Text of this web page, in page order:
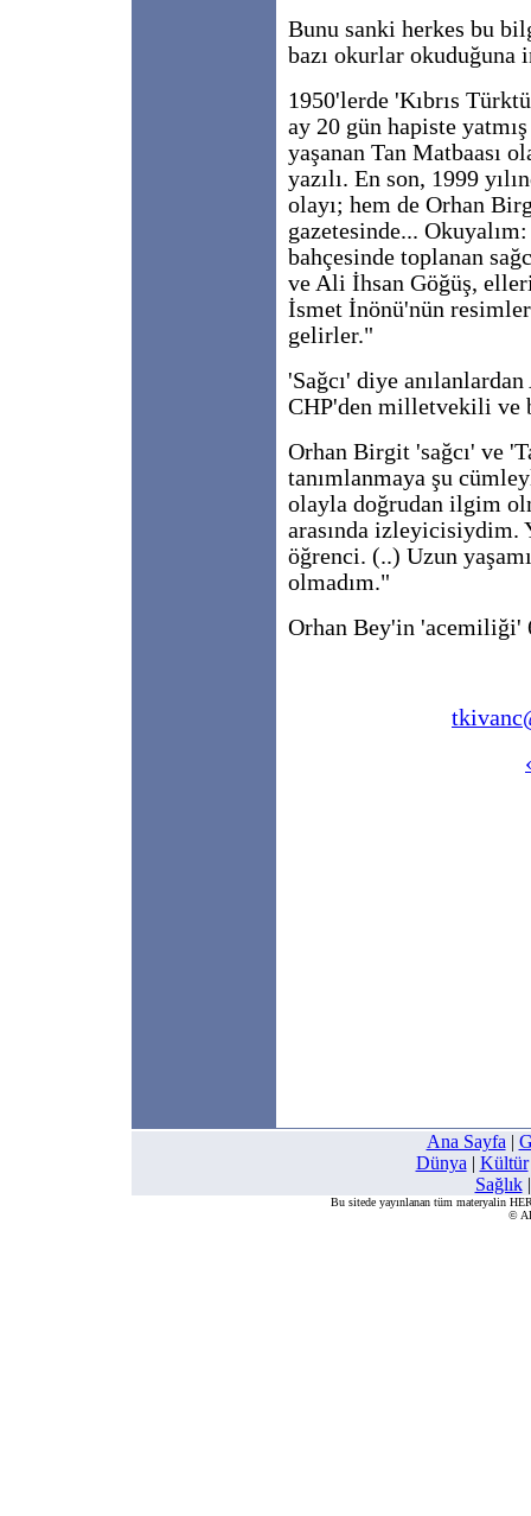
Bunu sanki herkes bu
bazı okurlar okuduğuna
1950'lerde 'Kıbrıs
ay 20 gün hapiste
yaşanan Tan Matbaası
yazılı. En son, 1999
olayı; hem de Orhan
gazetesinde...
bahçesinde toplanan
ve Ali İhsan Göğüş,
İsmet İnönü'nün
gelirler."
'Sağcı' diye
CHP'den milletvekili ve
Orhan Birgit 'sağcı' ve
tanımlanmaya şu
olayla doğrudan ilgim
arasında
öğrenci. (..) Uzun
olmadım."
Orhan Bey'in 'acemiliği'
Ana Sayfa |
Dünya | Kültür
Sağlık
Bu sitede yayınlanan tüm materyalin
©